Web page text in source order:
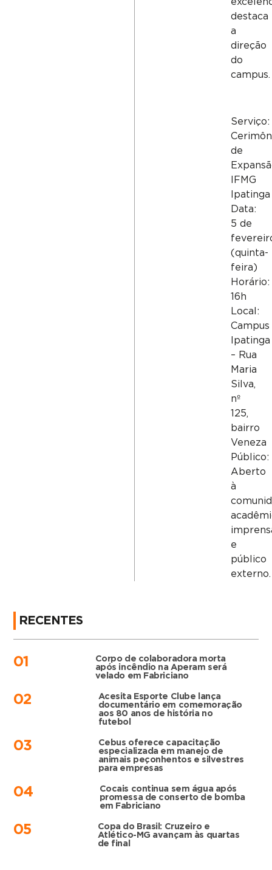
destaca
a
direção
do
campus.
Serviço:
de
IFMG
Ipatinga
Data:
5 de
(quinta-
feira)
Horário:
16h
Local:
Campus
Ipatinga
– Rua
Maria
Silva,
nº
125,
bairro
Veneza
Público:
Aberto
à
e
público
externo.
RECENTES
01
Corpo de colaboradora morta
após incêndio na Aperam será
velado em Fabriciano
02
Acesita Esporte Clube lança
documentário em comemoração
aos 80 anos de história no
futebol
03
Cebus oferece capacitação
especializada em manejo de
animais peçonhentos e silvestres
para empresas
04
Cocais continua sem água após
promessa de conserto de bomba
em Fabriciano
05
Copa do Brasil: Cruzeiro e
Atlético-MG avançam às quartas
de final